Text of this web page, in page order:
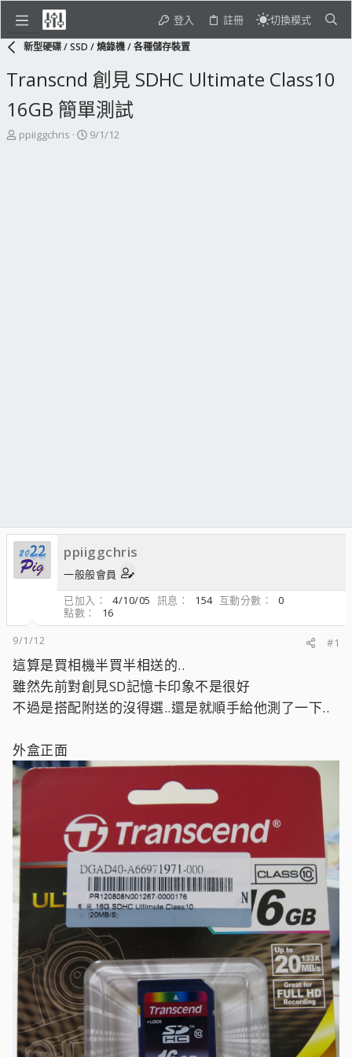
登入 註冊 切換模式
新型硬碟 / SSD / 燒錄機 / 各種儲存裝置
Transcnd 創見 SDHC Ultimate Class10
16GB 簡單測試
主
ppiiggchris
開
9/1/12
ppiiggchris
一般般會員
已加入
4/10/05 訊息 154 互動分數
0
點數
16
9/1/12
#1
這算是買相機半買半相送的..
雖然先前對創見SD記憶卡印象不是很好
不過是搭配附送的沒得選..還是就順手給他測了一下..
外盒正面